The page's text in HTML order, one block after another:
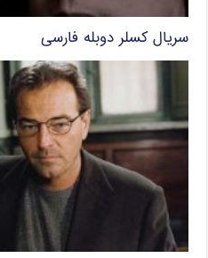
سریال کسلر دوبله فارسی